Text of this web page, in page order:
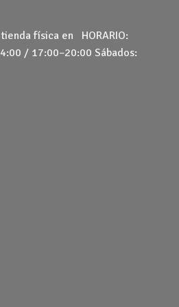
física en HORARIO:
/ 17:00–20:00 Sábados: